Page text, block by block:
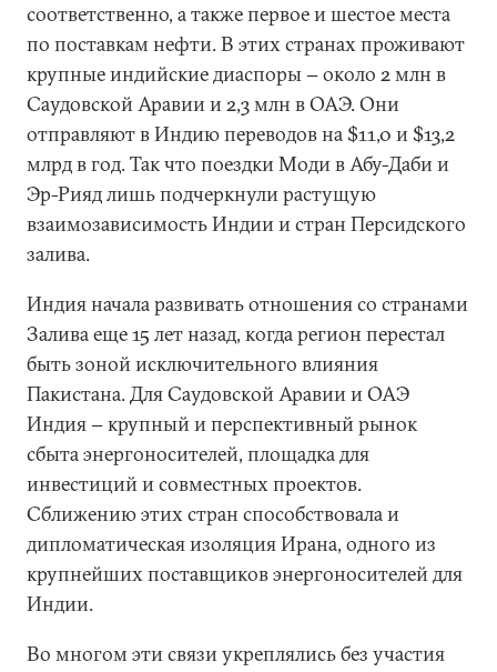
соответственно, а также первое и шестое места
по поставкам нефти. В этих странах проживают
крупные индийские диаспоры − около 2 млн в
Саудовской Аравии и 2,3 млн в ОАЭ. Они
отправляют в Индию переводов на $11,0 и $13,2
млрд в год. Так что поездки Моди в Абу-Даби и
Эр-Рияд лишь подчеркнули растущую
взаимозависимость Индии и стран Персидского
залива.
Индия начала развивать отношения со странами
Залива еще 15 лет назад, когда регион перестал
быть зоной исключительного влияния
Пакистана. Для Саудовской Аравии и ОАЭ
Индия − крупный и перспективный рынок
сбыта энергоносителей, площадка для
инвестиций и совместных проектов.
Сближению этих стран способствовала и
дипломатическая изоляция Ирана, одного из
крупнейших поставщиков энергоносителей для
Индии.
Во многом эти связи укреплялись без участия